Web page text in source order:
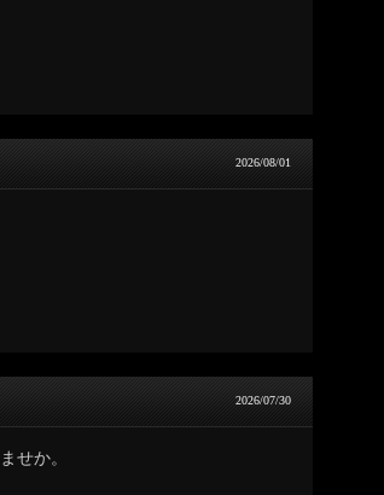
2026/08/01
2026/07/30
せか。